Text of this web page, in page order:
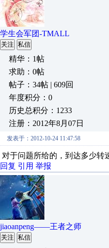
学生会军团-TMALL
关注 私信
精华：1帖
求助：0帖
帖子：34帖 | 609回
年度积分：0
历史总积分：1233
注册：2012年8月07日
发表于：2012-10-24 11:47:58
对于问题所给的，到达多少转
回复 引用 举报
jiaoanpeng——王者之师
关注 私信